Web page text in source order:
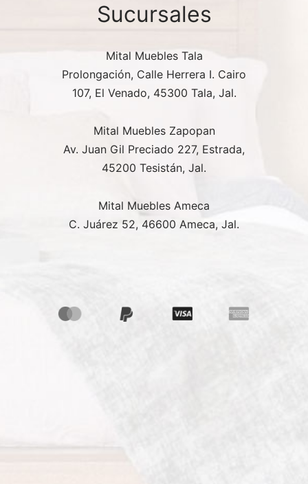
Sucursales
Mital Muebles Tala
Prolongación, Calle Herrera I. Cairo
107, El Venado, 45300 Tala, Jal.
Mital Muebles Zapopan
Av. Juan Gil Preciado 227, Estrada,
45200 Tesistán, Jal.
Mital Muebles Ameca
C. Juárez 52, 46600 Ameca, Jal.